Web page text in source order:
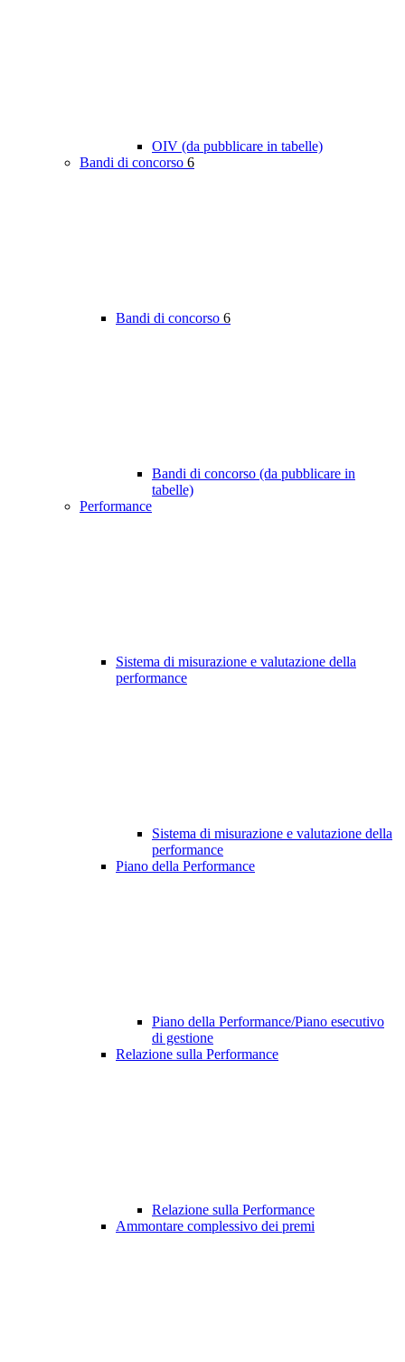
OIV (da pubblicare in tabelle)
Bandi di concorso 6
Bandi di concorso 6
Bandi di concorso (da pubblicare in
tabelle)
Performance
Sistema di misurazione e valutazione della
performance
Sistema di misurazione e valutazione della
performance
Piano della Performance
Piano della Performance/Piano esecutivo
di gestione
Relazione sulla Performance
Relazione sulla Performance
Ammontare complessivo dei premi